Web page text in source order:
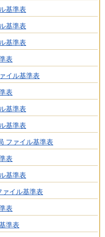
基準表
基準表
基準表
表
イル基準表
表
基準表
基準表
ファイル基準表
表
基準表
ァイル基準表
表
準表